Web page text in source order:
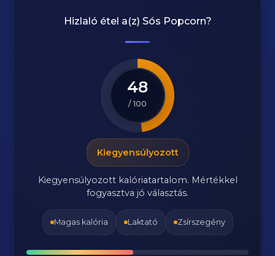
Hizlaló étel a(z) Sós Popcorn?
48
/ 100
Kiegyensúlyozott
Kiegyensúlyozott kalóriatartalom. Mértékkel
fogyasztva jó választás.
Magas kalória Laktató Zsírszegény